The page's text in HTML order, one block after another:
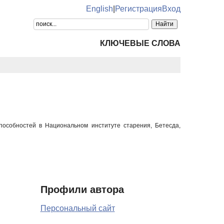
English РегистрацияВход
КЛЮЧЕВЫЕ СЛОВА
в Национальном институте старения, Бетесда,
Профили автора
Персональный сайт